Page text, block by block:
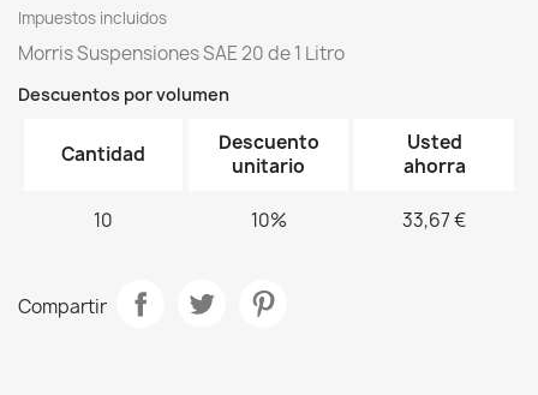
Impuestos incluidos
Morris Suspensiones SAE 20 de 1 Litro
Descuentos por volumen
Cantidad
Descuento
unitario
Usted
ahorra
10 10% 33,67 €
Compartir